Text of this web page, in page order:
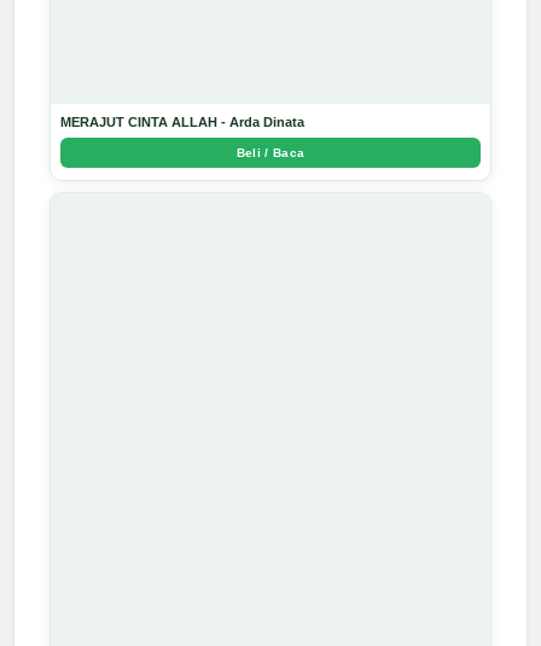
MERAJUT CINTA ALLAH - Arda Dinata
Beli / Baca